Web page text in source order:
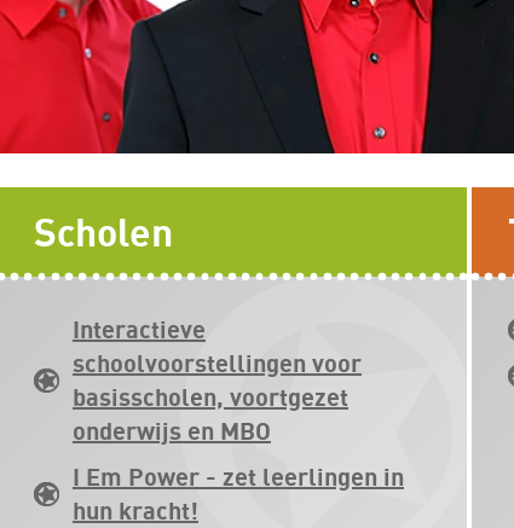
Scholen
Interactieve
schoolvoorstellingen voor
basisscholen, voortgezet
onderwijs en MBO
I Em Power - zet leerlingen in
hun kracht!